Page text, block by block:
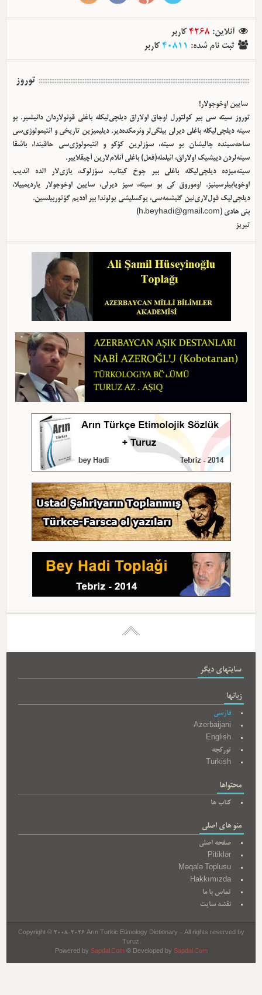
آنلاین:
4268 کاربر
ثبت نام شده:
40811 کاربر
توروز
سایین اوخوجولار!
توروز سیته سی بیر کولتورل اوجاق اولا‌راق دیلچی‌لیکله باغلی قونولاردان دانیشیر. بو
سیته دیلچی‌لیکله باغلی دیرلی بیلگی‌لر وئرمکده‌دیر. دیلیمیزین تاریخی و ائتیمولوژی‌سی
ساحه‌سینده چالیشان بو سیته، سؤزلرین کؤکو و ائتیمولوژی‌سی حاقیندا، باشقا
سیته‌لردن دییشیک اولا‌راق، ائیلمله(فعل) باغلی آنلام‌لارین آچیقلاییر.
سیته‌میزده دیلچی‌لیکله باغلی بیر چوخ کیتاب، سؤزلوک، یازی‌لار الده ائدیب
اوخویابیلرسینیز. اوموروق کی بو سیته، سیز دیرلی، سایین اوخوجولار یاردیمییلا،
دیلچی‌لیک قول‌لاری‌نین گلیشمه‌سی، یوکسلیشی یولوندا بیر آددیم گؤتوربیلسین.
بئی هادی (h.beyhadi@gmail.com
)
تبریز
سایتهای دیگر
زبانها
فارسی
Azerbaijani
English
تورکجه
Turkish
محتواها
کتاب ها
منو های اصلی
صفحه اصلی
Pitiklər
Məqalə Toplusu
Hakkımızda
تماس با ما
نقشه سایت
Copyright © 2008-2026 Arın Turkic Etimology Dictionary - All rights reserved by
Turuz.
Powered by Sapdal.Com© Developed by Sapdal.Com